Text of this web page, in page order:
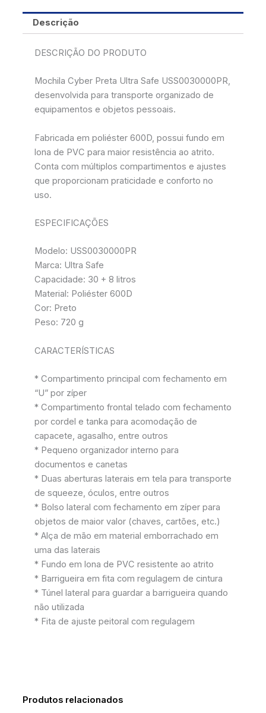
Descrição
DESCRIÇÃO DO PRODUTO
Mochila Cyber Preta Ultra Safe USS0030000PR,
desenvolvida para transporte organizado de
equipamentos e objetos pessoais.
Fabricada em poliéster 600D, possui fundo em
lona de PVC para maior resistência ao atrito.
Conta com múltiplos compartimentos e ajustes
que proporcionam praticidade e conforto no
uso.
ESPECIFICAÇÕES
Modelo: USS0030000PR
Marca: Ultra Safe
Capacidade: 30 + 8 litros
Material: Poliéster 600D
Cor: Preto
Peso: 720 g
CARACTERÍSTICAS
* Compartimento principal com fechamento em
“U” por zíper
* Compartimento frontal telado com fechamento
por cordel e tanka para acomodação de
capacete, agasalho, entre outros
* Pequeno organizador interno para
documentos e canetas
* Duas aberturas laterais em tela para transporte
de squeeze, óculos, entre outros
* Bolso lateral com fechamento em zíper para
objetos de maior valor (chaves, cartões, etc.)
* Alça de mão em material emborrachado em
uma das laterais
* Fundo em lona de PVC resistente ao atrito
* Barrigueira em fita com regulagem de cintura
* Túnel lateral para guardar a barrigueira quando
não utilizada
* Fita de ajuste peitoral com regulagem
Produtos relacionados